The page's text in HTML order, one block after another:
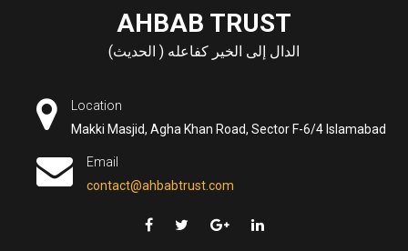
AHBAB TRUST
الدال إلى الخير كفاعله ( الحديث)
Location
Makki Masjid, Agha Khan Road, Sector F-6/4 Islamabad
Email
contact@ahbabtrust.com